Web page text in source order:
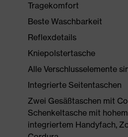
Tragekomfort
Beste Waschbarkeit
Reflexdetails
Kniepolstertasche
Alle Verschlusselemente
Integrierte Seitentaschen
Zwei Gesäßtaschen mit
Schenkeltasche mit
integriertem Handyfach,